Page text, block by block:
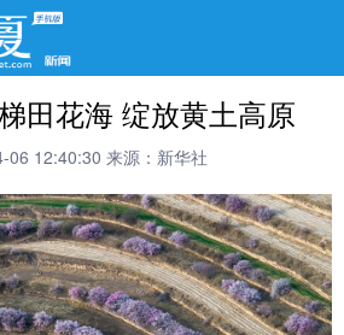
田花海 绽放黄土高原
06 12:40:30 来源：新华社